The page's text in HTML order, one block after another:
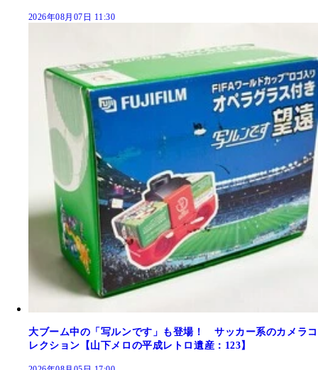
2026年08月07日 11:30
大ブーム中の「写ルンです」も登場！ サッカー系のカメラコ
レクション【山下メロの平成レトロ遺産：123】